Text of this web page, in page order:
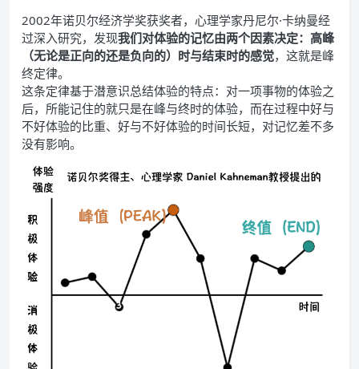
2002年诺贝尔经济学奖获奖者，心理学家丹尼尔·卡纳曼经
过深入研究，发现我们对体验的记忆由两个因素决定：高峰
（无论是正向的还是负向的）时与结束时的感觉，这就是峰
终定律。
这条定律基于潜意识总结体验的特点：对一项事物的体验之
后，所能记住的就只是在峰与终时的体验，而在过程中好与
不好体验的比重、好与不好体验的时间长短，对记忆差不多
没有影响。